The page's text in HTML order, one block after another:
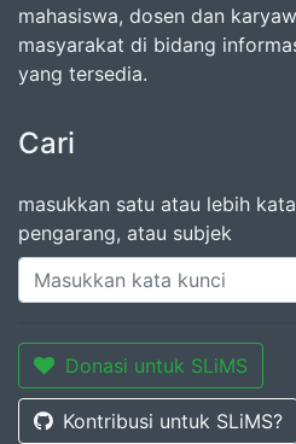
mahasiswa, dosen dan
masyarakat di bidang
yang tersedia.
Cari
masukkan satu atau lebih
pengarang, atau subjek
Donasi untuk SLiMS
Kontribusi untuk SLiMS?